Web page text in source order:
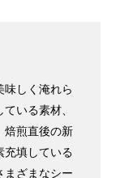
味しく淹れら
いる素材、
焙煎直後の新
充填している
まざまなシー